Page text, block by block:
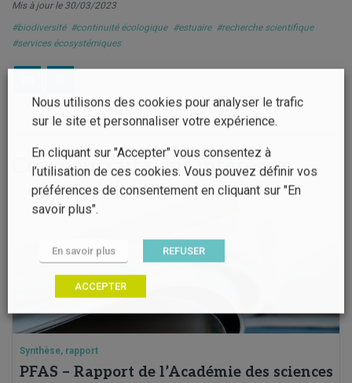
Mis à jour le 30/03/2023
#biodiversité #continuité écologique #estuaire #recherche scientifique
#services écosystémiques
Ceci pourrait vous intéresser
Synthèse, rapport
PFAS – Rapport de l’Académie des sciences
Nous utilisons des cookies pour analyser le trafic
sur le site et personnaliser votre expérience.
En cliquant sur "Accepter" vous consentez à
l’utilisation de ces cookies. Vous pouvez définir vos
préférences de consentement en cliquant sur "En
savoir plus".
En savoir plus REFUSER
ACCEPTER